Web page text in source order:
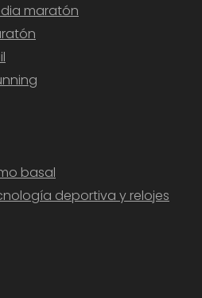
maratón
basal
deportiva y relojes